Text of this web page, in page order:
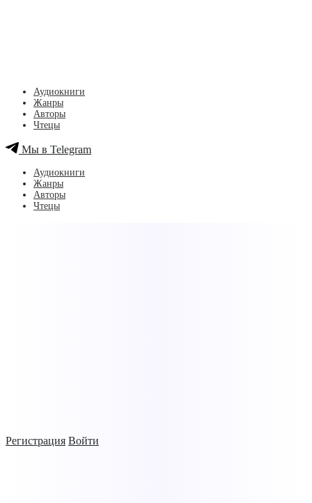
Регистрация Войти
Аудиокниги
Жанры
Авторы
Чтецы
Мы в Telegram
Аудиокниги
Жанры
Авторы
Чтецы